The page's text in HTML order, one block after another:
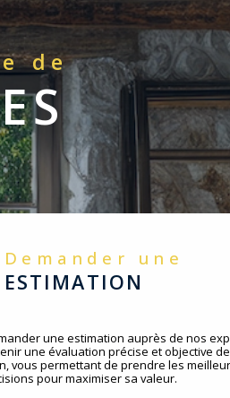
de
Demander une
ESTIMATION
une estimation auprès de nos
une évaluation précise et objective
vous permettant de prendre les
pour maximiser sa valeur.